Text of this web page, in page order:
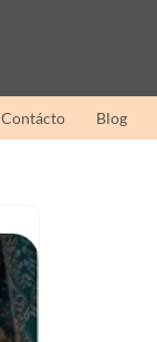
Contácto Blog